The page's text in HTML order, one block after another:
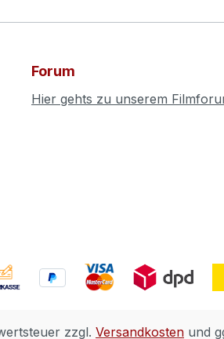
Forum
Hier gehts zu unserem
zzgl. Versandkosten und